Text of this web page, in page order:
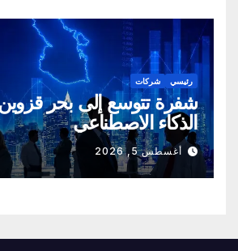
رئيسي شركات
شفرة تتوسع إلى بحر
الذكاء الاصطناعي
أغسطس 5, 2026